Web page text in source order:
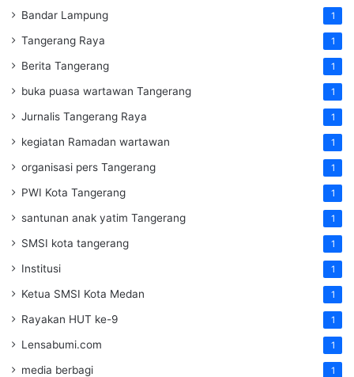
Bandar Lampung 1
Tangerang Raya 1
Berita Tangerang 1
buka puasa wartawan Tangerang 1
Jurnalis Tangerang Raya 1
kegiatan Ramadan wartawan 1
organisasi pers Tangerang 1
PWI Kota Tangerang 1
santunan anak yatim Tangerang 1
SMSI kota tangerang 1
Institusi 1
Ketua SMSI Kota Medan 1
Rayakan HUT ke-9 1
Lensabumi.com 1
media berbagi 1